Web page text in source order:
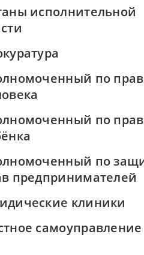
исполнительной
по
по
по
предпринимателей
клиники
самоуправление